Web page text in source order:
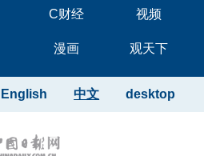
C财经 视频
漫画 观天下
desktop
中文
English